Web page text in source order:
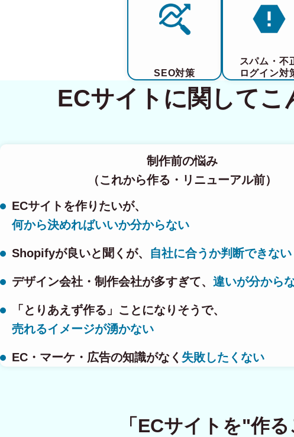
SEO対策
スパム・不
ログイン対
ECサイトに関してこ
制作前の悩み
（これから作る・リニューアル前）
ECサイトを作りたいが、
何から決めればいいか分からない
Shopifyが良いと聞くが、 自社に合うか判断できない
デザイン会社・制作会社が多すぎて、 違いが分から
「とりあえず作る」ことになりそうで、
売れるイメージが湧かない
EC・マーケ・広告の知識がなく 失敗したくない
「ECサイトを"作